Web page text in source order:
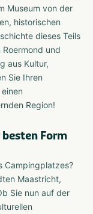
Museum von der
historischen
dieses Teils
und
aus Kultur,
Sie Ihren
Region!
Form
Campingplatzes?
Maastricht,
Sie nun auf der